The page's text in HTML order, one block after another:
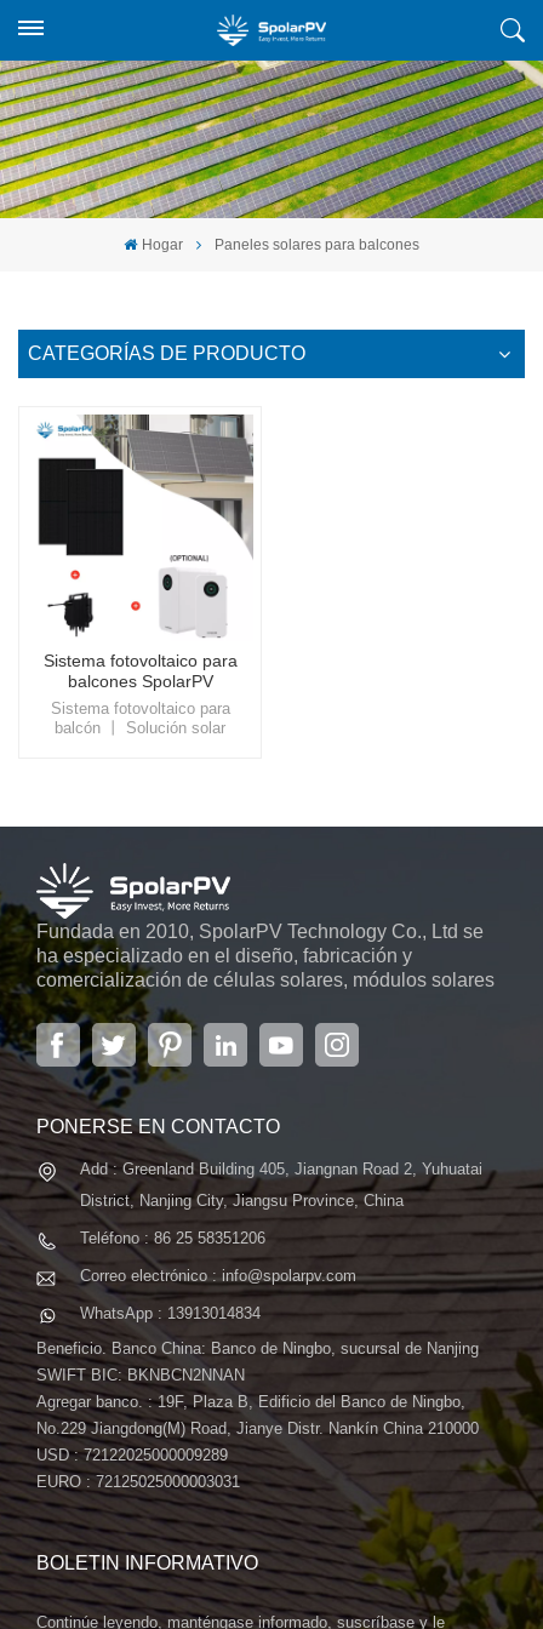
Hogar Paneles solares para balcones
CATEGORÍAS DE PRODUCTO
Sistema fotovoltaico para
balcones SpolarPV
Sistema fotovoltaico para
balcón 丨 Solución solar
ahorra espacio para balcones y
proporcionando energía
sostenible con una fácil
instalación para ayudar a
reducir los costos de
electricidad en hogares y
apartamentos urbanos.
Fundada en 2010, SpolarPV Technology Co., Ltd se
ha especializado en el diseño, fabricación y
comercialización de células solares, módulos solares
y sistemas de energía solar. La empresa, ubicada en
la capital de la provincia de Jiangsu, Nanjing, con una
superficie de 6.000 m2, cuenta con sistemas
automáticos avanzados...
PONERSE EN CONTACTO
Add : Greenland Building 405, Jiangnan Road 2, Yuhuatai
District, Nanjing City, Jiangsu Province, China
Teléfono : 86 25 58351206
Correo electrónico : info@spolarpv.com
WhatsApp : 13913014834
Beneficio. Banco China: Banco de Ningbo, sucursal de Nanjing
SWIFT BIC: BKNBCN2NNAN
Agregar banco. : 19F, Plaza B, Edificio del Banco de Ningbo,
No.229 Jiangdong(M) Road, Jianye Distr. Nankín China 210000
USD : 72122025000009289
EURO : 72125025000003031
BOLETIN INFORMATIVO
Continúe leyendo, manténgase informado, suscríbase y le